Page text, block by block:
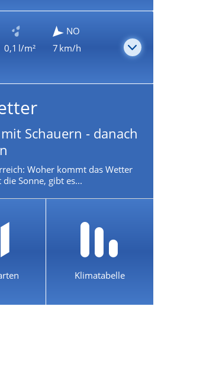
0,1 l/m²
NO
7 km/h
Schauern - danach
Woher kommt das Wetter
Sonne, gibt es...
Klimatabelle